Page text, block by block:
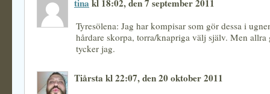
tina kl 18:02, den 7 september 2011
Tyresölena: Jag har kompisar som gör dessa i
hårdare skorpa, torra/knapriga välj själv. Men allra
tycker jag.
Tiårsta kl 22:07, den 20 oktober 2011